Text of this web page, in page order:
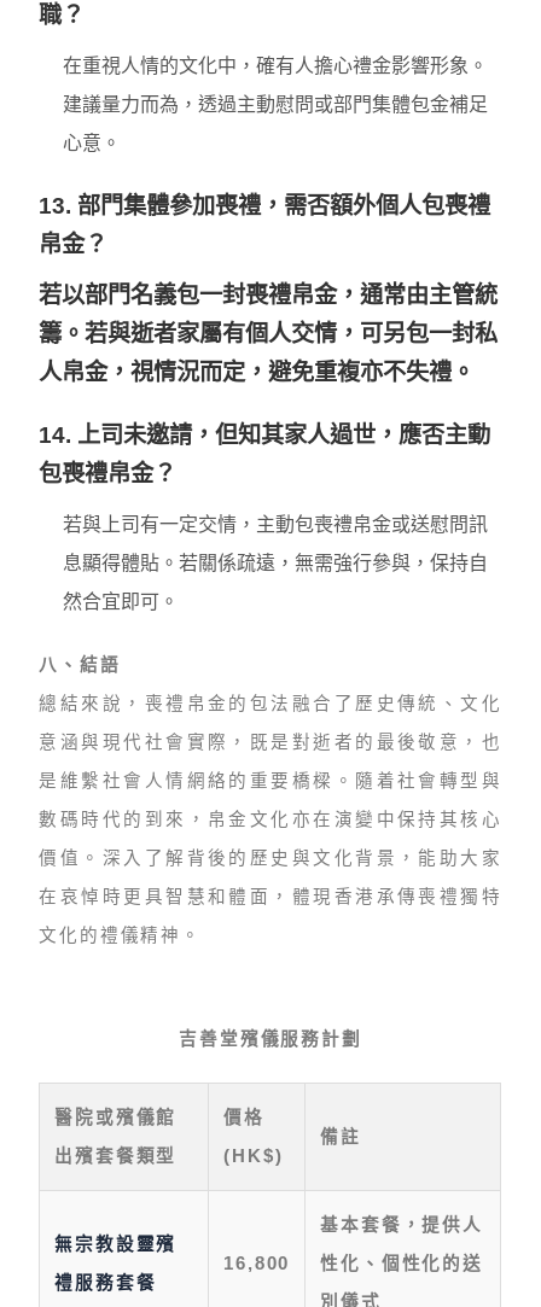
職？
在重視人情的文化中，確有人擔心禮金影響形象。
建議量力而為，透過主動慰問或部門集體包金補足
心意。
13. 部門集體參加喪禮，需否額外個人包喪禮
帛金？
若以部門名義包一封喪禮帛金，通常由主管統
籌。若與逝者家屬有個人交情，可另包一封私
人帛金，視情況而定，避免重複亦不失禮。
14. 上司未邀請，但知其家人過世，應否主動
包喪禮帛金？
若與上司有一定交情，主動包喪禮帛金或送慰問訊
息顯得體貼。若關係疏遠，無需強行參與，保持自
然合宜即可。
八、結語
總結來說，喪禮帛金的包法融合了歷史傳統、文化
意涵與現代社會實際，既是對逝者的最後敬意，也
是維繫社會人情網絡的重要橋樑。隨着社會轉型與
數碼時代的到來，帛金文化亦在演變中保持其核心
價值。深入了解背後的歷史與文化背景，能助大家
在哀悼時更具智慧和體面，體現香港承傳喪禮獨特
文化的禮儀精神。
吉善堂殯儀服務計劃
醫院或殯儀館
出殯套餐類型
價格
(HK$)
備註
無宗教設靈殯
禮服務套餐
16,800
基本套餐，提供人
性化、個性化的送
別儀式